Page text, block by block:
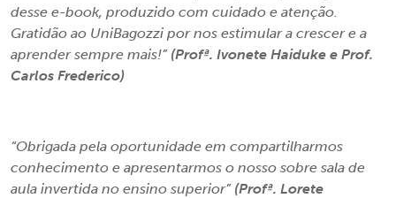
desse e-book, produzido com cuidado e atenção.
Gratidão ao UniBagozzi por nos estimular a crescer e a
aprender sempre mais!”(Profª. Ivonete Haiduke e Prof.
Carlos Frederico)
“Obrigada pela oportunidade em compartilharmos
conhecimento e apresentarmos o nosso sobre sala de
aula invertida no ensino superior”(Profª. Lorete